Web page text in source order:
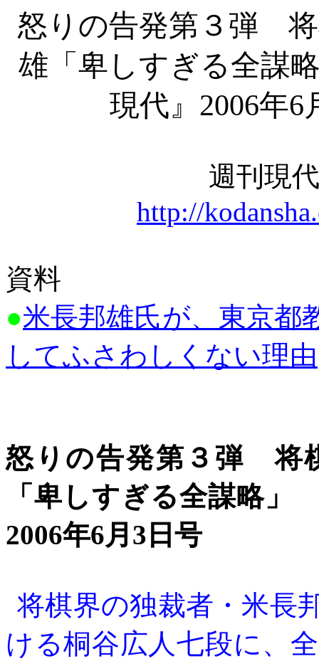
怒りの告発第３弾
雄「卑しすぎる全
現代』 2006年6
週刊現
http://
資料
●米長邦雄氏が、東京都
してふさわしくない理由
怒りの告発第３弾 将
「卑しすぎる全謀略
2006年6月3日号
将棋界の独裁者・米長
ける桐谷広人七段に、